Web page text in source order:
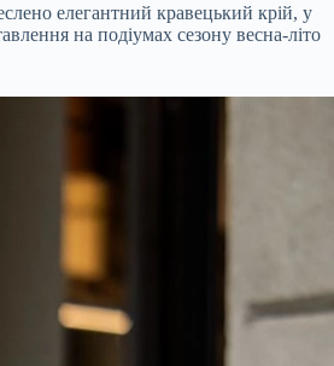
елегантний кравецький крій, у
на подіумах сезону весна-літо